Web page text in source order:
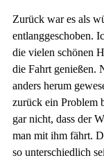
Zurück war es als
entlanggeschoben.
die vielen schönen
die Fahrt genießen.
anders herum
zurück ein Problem
gar nicht, dass der
man mit ihm fährt.
so unterschiedlich